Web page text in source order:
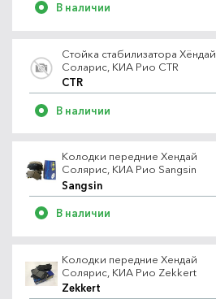
В наличии
Стойка стабилизатора Хёндай
Соларис, КИА Рио CTR
CTR
В наличии
Колодки передние Хендай
Солярис, КИА Рио Sangsin
Sangsin
В наличии
Колодки передние Хендай
Солярис, КИА Рио Zekkert
Zekkert